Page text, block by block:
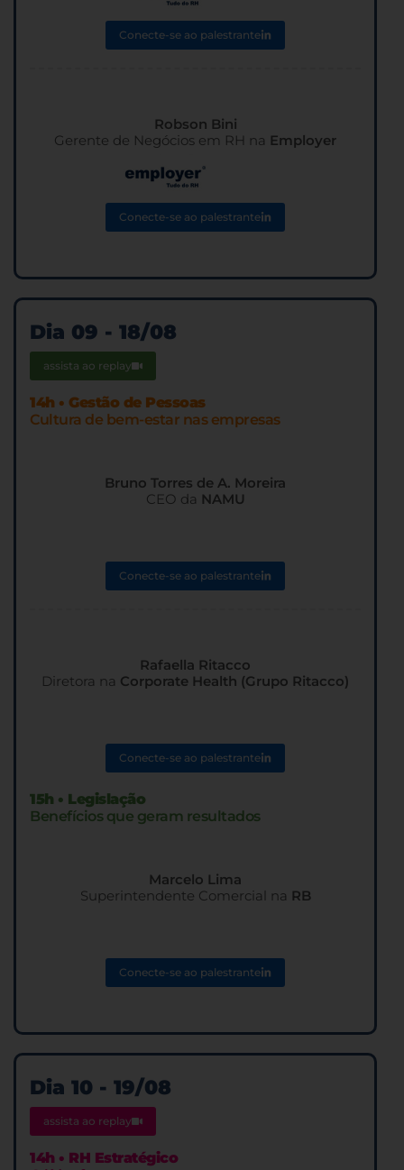
Conecte-se ao palestrante
Robson Bini
Gerente de Negócios em RH na Employer
Conecte-se ao palestrante
Dia 09 - 18/08
assista ao replay
14h • Gestão de Pessoas
Cultura de bem-estar nas empresas
Bruno Torres de A. Moreira
CEO da NAMU
Conecte-se ao palestrante
Rafaella Ritacco
Diretora na Corporate Health (Grupo Ritacco)
Conecte-se ao palestrante
15h • Legislação
Benefícios que geram resultados
Marcelo Lima
Superintendente Comercial na RB
Conecte-se ao palestrante
Dia 10 - 19/08
assista ao replay
14h • RH Estratégico